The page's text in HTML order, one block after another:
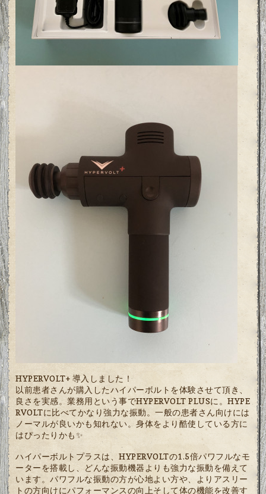
HYPERVOLT+ 導入しました！
以前患者さんが購入したハイパーボルトを体験させて頂き、
良さを実感。業務用という事でHYPERVOLT PLUSに。HYPE
RVOLTに比べてかなり強力な振動。一般の患者さん向けには
ノーマルが良いかも知れない。身体をより酷使している方に
はぴったりかも✨
ハイパーボルトプラスは、HYPERVOLTの1.5倍パワフルなモ
ーターを搭載し、どんな振動機器よりも強力な振動を備えて
います。パワフルな振動の方が心地よい方や、よりアスリー
トの方向けにパフォーマンスの向上そして体の機能を改善す